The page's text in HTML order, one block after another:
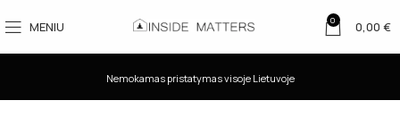
MENIU 0 0,00 €
Nemokamas pristatymas visoje Lietuvoje